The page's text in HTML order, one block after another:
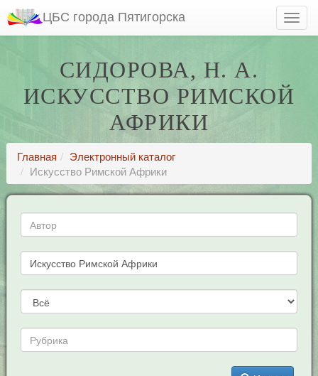
ЦБС города Пятигорска
СИДОРОВА, Н. А.
ИСКУССТВО РИМСКОЙ
АФРИКИ
Главная
Электронный каталог
Искусство Римской Африки